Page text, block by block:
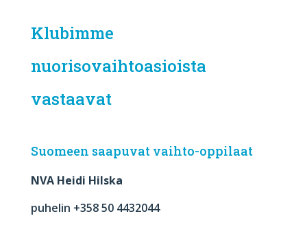
Klubimme
nuorisovaihtoasioista
vastaavat
Suomeen saapuvat vaihto-oppilaat
NVA Heidi Hilska
puhelin +358 50 4432044